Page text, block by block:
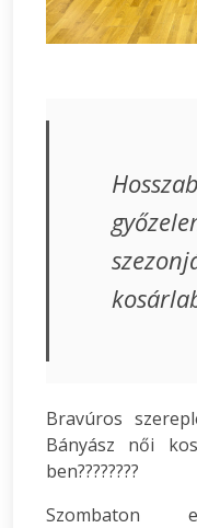
Bravúros
Bányász női
ben????????
Szombaton